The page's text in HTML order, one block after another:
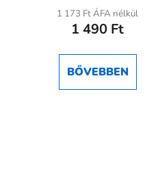
átlagos
értékelése
ből
1 173 Ft ÁFA nélkül
1 490 Ft
BŐVEBBEN